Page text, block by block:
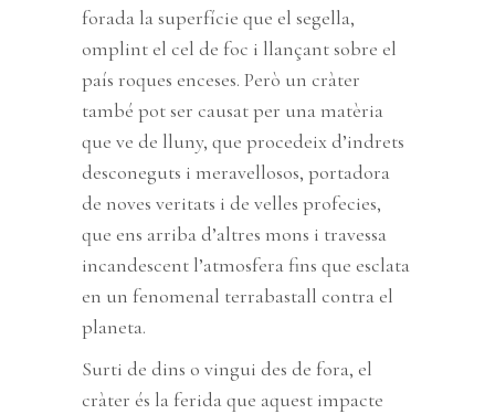
forada la superfície que el segella,
omplint el cel de foc i llançant sobre el
país roques enceses. Però un cràter
també pot ser causat per una matèria
que ve de lluny, que procedeix d’indrets
desconeguts i meravellosos, portadora
de noves veritats i de velles profecies,
que ens arriba d’altres mons i travessa
incandescent l’atmosfera fins que esclata
en un fenomenal terrabastall contra el
planeta.
Surti de dins o vingui des de fora, el
cràter és la ferida que aquest impacte